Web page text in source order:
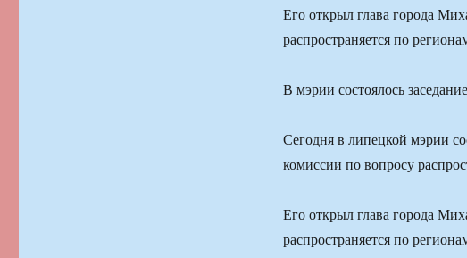
Его открыл глава города
распространяется по
В мэрии состоялось
Сегодня в липецкой мэрии
комиссии по вопросу
Его открыл глава города
распространяется по